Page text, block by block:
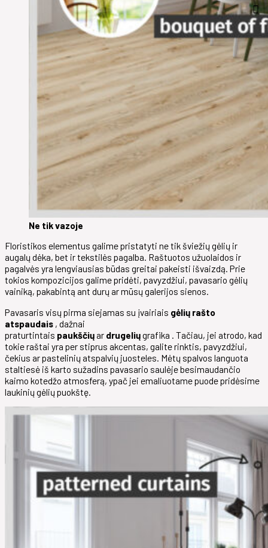
Ne tik vazoje
Floristikos elementus galime pristatyti ne tik šviežių gėlių ir
augalų dėka, bet ir tekstilės pagalba. Raštuotos užuolaidos ir
pagalvės yra lengviausias būdas greitai pakeisti išvaizdą. Prie
tokios kompozicijos galime pridėti, pavyzdžiui, pavasario gėlių
vainiką, pakabintą ant durų ar mūsų galerijos sienos.
Pavasaris visų pirma siejamas su įvairiais gėlių rašto
atspaudais , dažnai
praturtintais paukščių ar drugeliųgrafika . Tačiau, jei atrodo, kad
tokie raštai yra per stiprus akcentas, galite rinktis, pavyzdžiui,
čekius ar pastelinių atspalvių juosteles. Mėtų spalvos languota
staltiesė iš karto sužadins pavasario saulėje besimaudančio
kaimo kotedžo atmosferą, ypač jei emaliuotame puode pridėsime
laukinių gėlių puokštę.